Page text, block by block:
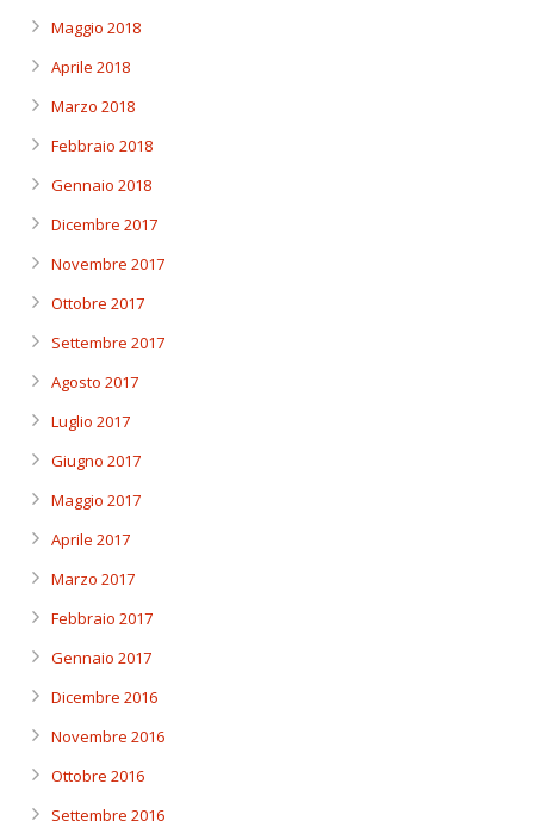
Maggio 2018
Aprile 2018
Marzo 2018
Febbraio 2018
Gennaio 2018
Dicembre 2017
Novembre 2017
Ottobre 2017
Settembre 2017
Agosto 2017
Luglio 2017
Giugno 2017
Maggio 2017
Aprile 2017
Marzo 2017
Febbraio 2017
Gennaio 2017
Dicembre 2016
Novembre 2016
Ottobre 2016
Settembre 2016